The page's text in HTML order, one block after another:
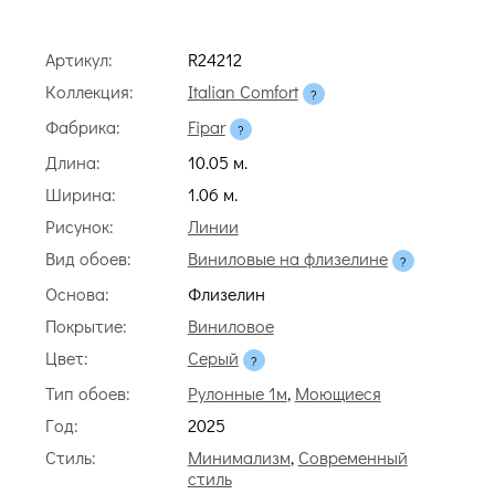
Артикул:
R24212
Коллекция:
Italian Comfort
Фабрика:
Fipar
Длина:
10.05 м.
Ширина:
1.06 м.
Рисунок:
Линии
Вид обоев:
Виниловые на флизелине
Основа:
Флизелин
Покрытие:
Виниловое
Цвет:
Серый
Тип обоев:
Рулонные 1м, Моющиеся
Год:
2025
Стиль:
Минимализм, Современный
стиль